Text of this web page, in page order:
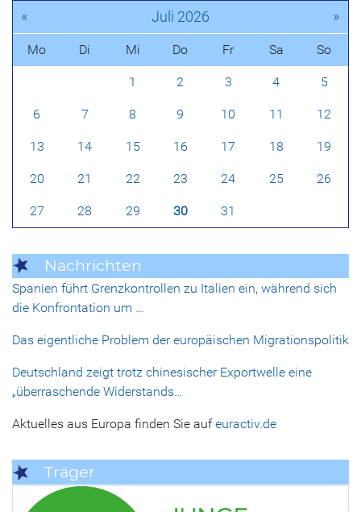
« Juli 2026 »
Mo Di Mi Do Fr Sa So
1 2 3 4 5
6 7 8 9 10 11 12
13 14 15 16 17 18 19
20 21 22 23 24 25 26
27 28 29 30 31
Nachrichten
Spanien führt Grenzkontrollen zu Italien ein, während sich
die Konfrontation um …
Das eigentliche Problem der europäischen Migrationspolitik
Deutschland zeigt trotz chinesischer Exportwelle eine
„überraschende Widerstands…
Aktuelles aus Europa finden Sie aufeuractiv.de
Träger